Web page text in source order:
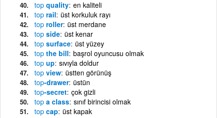
top quality en kaliteli
top rail üst korkuluk rayı
top roller üst merdane
top side üst kenar
top surface üst yüzey
top the bill başrol oyuncusu olmak
top up sıvıyla doldur
top view üstten görünüş
top-drawer üstün
top-secret çok gizli
top a class sınıf birincisi olmak
top cap üst kapak